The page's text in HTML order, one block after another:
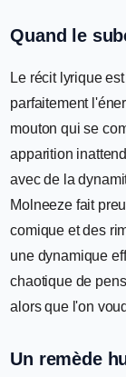
Quand le
Le récit lyrique
parfaitement
mouton qui se
apparition
avec de la
Molneeze fait
comique et des
une dynamique
chaotique de
alors que l'on
Un remède